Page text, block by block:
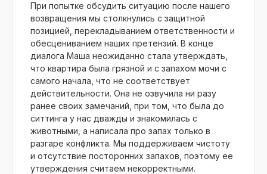
При попытке обсудить ситуацию после нашего
возвращения мы столкнулись с защитной
позицией, перекладыванием ответственности и
обесцениванием наших претензий. В конце
диалога Маша неожиданно стала утверждать,
что квартира была грязной и с запахом мочи с
самого начала, что не соответствует
действительности. Она не озвучила ни разу
ранее своих замечаний, при том, что была до
ситтинга у нас дважды и знакомилась с
животными, а написала про запах только в
разгаре конфликта. Мы поддерживаем чистоту
и отсутствие посторонних запахов, поэтому ее
утверждения считаем некорректными.